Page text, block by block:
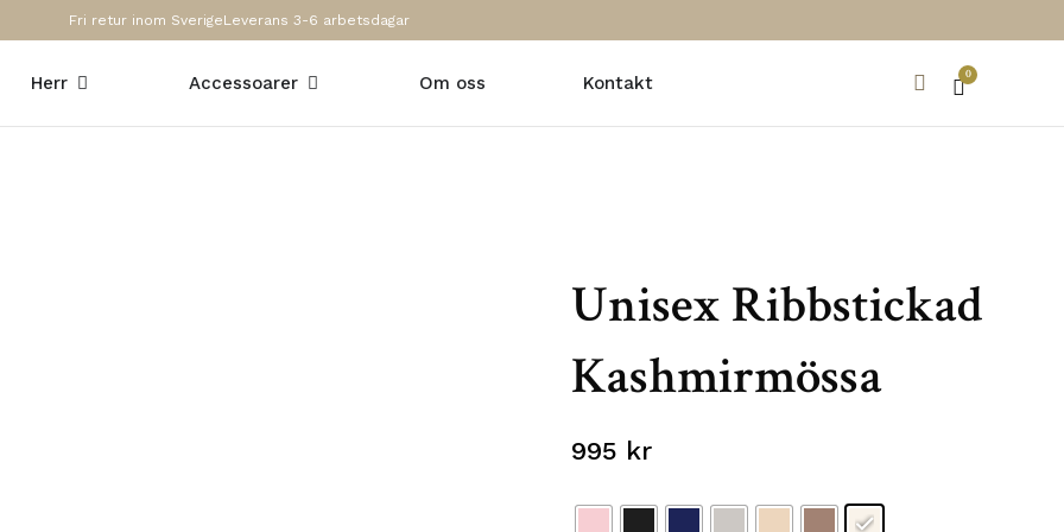
Fri retur inom SverigeLeverans 3-6 arbetsdagar
Herr Öppna Herr Accessoarer Öppna Accessoarer Om oss Kontakt 0
Varukorg
Unisex Ribbstickad
Kashmirmössa
995 kr